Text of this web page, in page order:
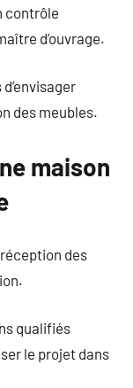
contrôle
d’ouvrage.
des meubles.
maison
des
qualifiés
le projet dans